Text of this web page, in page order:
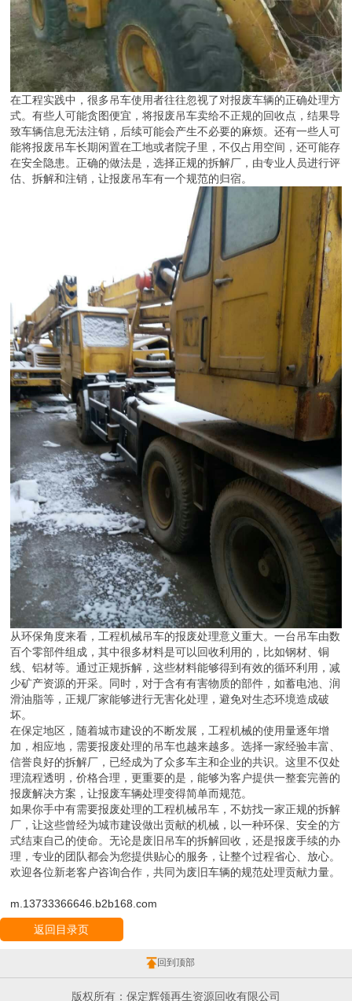
在工程实践中，很多吊车使用者往往忽视了对报废车辆的正确处理方
式。有些人可能贪图便宜，将报废吊车卖给不正规的回收点，结果导
致车辆信息无法注销，后续可能会产生不必要的麻烦。还有一些人可
能将报废吊车长期闲置在工地或者院子里，不仅占用空间，还可能存
在安全隐患。正确的做法是，选择正规的拆解厂，由专业人员进行评
估、拆解和注销，让报废吊车有一个规范的归宿。
从环保角度来看，工程机械吊车的报废处理意义重大。一台吊车由数
百个零部件组成，其中很多材料是可以回收利用的，比如钢材、铜
线、铝材等。通过正规拆解，这些材料能够得到有效的循环利用，减
少矿产资源的开采。同时，对于含有有害物质的部件，如蓄电池、润
滑油脂等，正规厂家能够进行无害化处理，避免对生态环境造成破
坏。
在保定地区，随着城市建设的不断发展，工程机械的使用量逐年增
加，相应地，需要报废处理的吊车也越来越多。选择一家经验丰富、
信誉良好的拆解厂，已经成为了众多车主和企业的共识。这里不仅处
理流程透明，价格合理，更重要的是，能够为客户提供一整套完善的
报废解决方案，让报废车辆处理变得简单而规范。
如果你手中有需要报废处理的工程机械吊车，不妨找一家正规的拆解
厂，让这些曾经为城市建设做出贡献的机械，以一种环保、安全的方
式结束自己的使命。无论是废旧吊车的拆解回收，还是报废手续的办
理，专业的团队都会为您提供贴心的服务，让整个过程省心、放心。
欢迎各位新老客户咨询合作，共同为废旧车辆的规范处理贡献力量。
m.13733366646.b2b168.com
返回目录页
回到顶部
版权所有：保定辉领再生资源回收有限公司